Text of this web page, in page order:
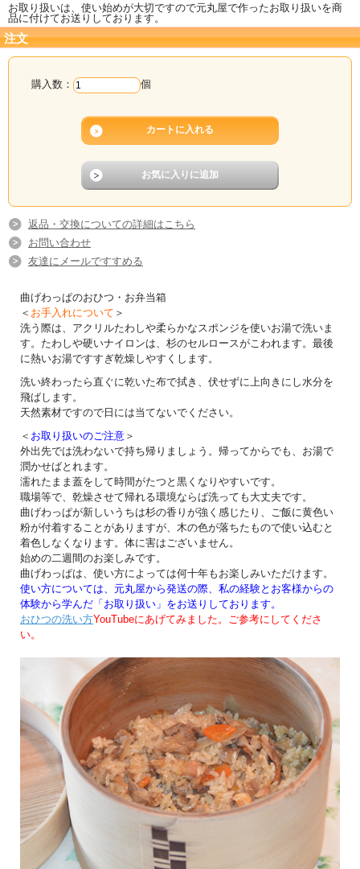
お取り扱いは、使い始めが大切ですので元丸屋で作ったお取り扱いを商
品に付けてお送りしております。
注文
購入数： 個
返品・交換についての詳細はこちら
お問い合わせ
友達にメールですすめる
曲げわっぱのおひつ・お弁当箱
＜ お手入れについて ＞
洗う際は、アクリルたわしや柔らかなスポンジを使いお湯で洗いま
す。たわしや硬いナイロンは、杉のセルロースがこわれます。最後
に熱いお湯ですすぎ乾燥しやすくします。
洗い終わったら直ぐに乾いた布で拭き、伏せずに上向きにし水分を
飛ばします。
天然素材ですので日には当てないでください。
＜ お取り扱いのご注意 ＞
外出先では洗わないで持ち帰りましょう。帰ってからでも、お湯で
潤かせばとれます。
濡れたまま蓋をして時間がたつと黒くなりやすいです。
職場等で、乾燥させて帰れる環境ならば洗っても大丈夫です。
曲げわっぱが新しいうちは杉の香りが強く感じたり、ご飯に黄色い
粉が付着することがありますが、木の色が落ちたもので使い込むと
着色しなくなります。体に害はございません。
始めの二週間のお楽しみです。
曲げわっぱは、使い方によっては何十年もお楽しみいただけます。
使い方については、元丸屋から発送の際、私の経験とお客様からの
体験から学んだ「お取り扱い」をお送りしております。
おひつの洗い方YouTubeにあげてみました。ご参考にしてくださ
い。